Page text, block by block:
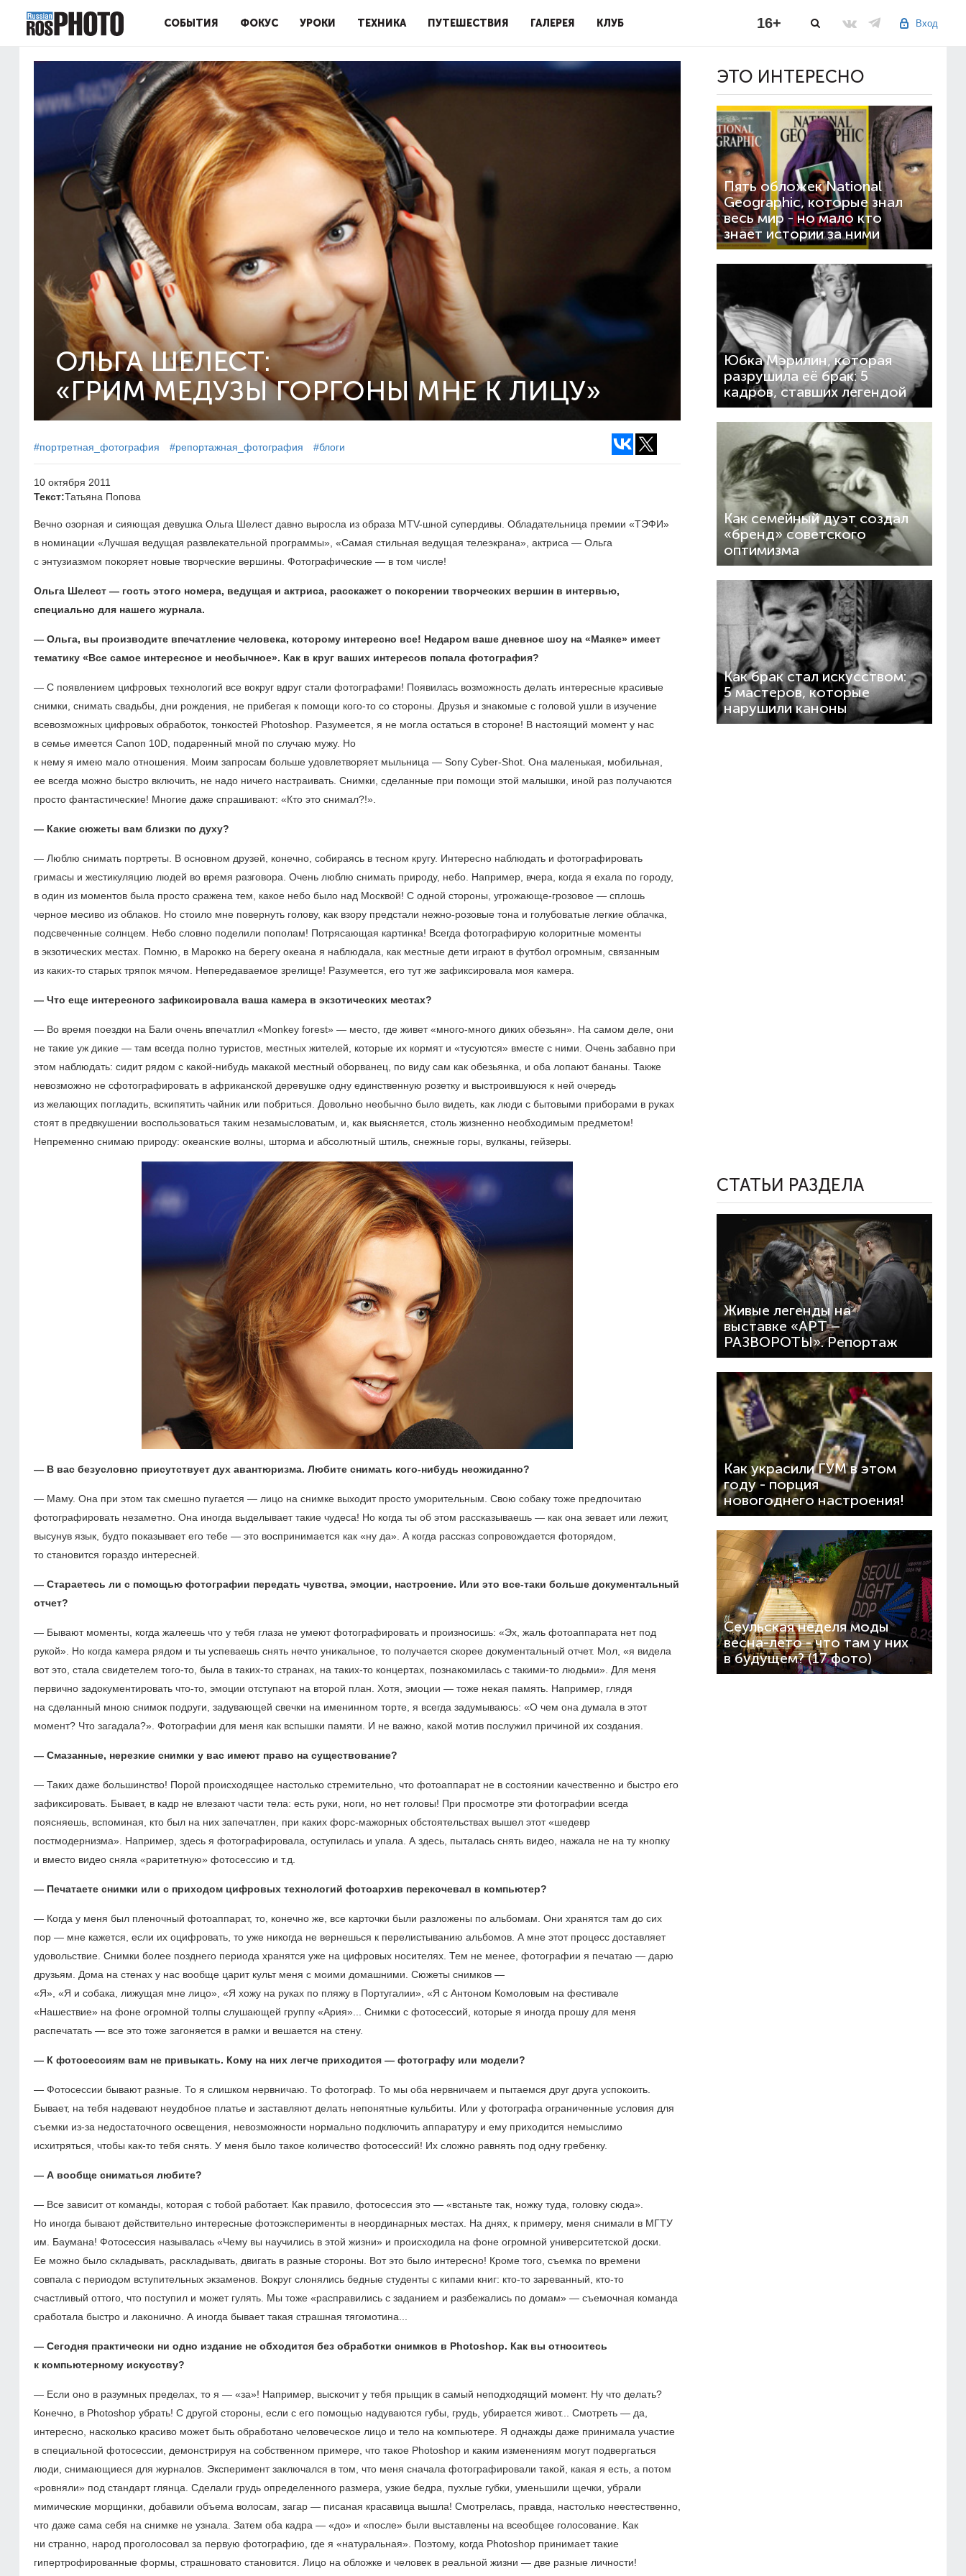
СОБЫТИЯ ФОКУС УРОКИ ТЕХНИКА ПУТЕШЕСТВИЯ ГАЛЕРЕЯ КЛУБ Вход
16+
ОЛЬГА ШЕЛЕСТ:
«ГРИМ МЕДУЗЫ ГОРГОНЫ МНЕ К ЛИЦУ»
#портретная_фотография #репортажная_фотография #блоги
10 октября 2011
Текст:Татьяна Попова
Вечно озорная и сияющая девушка Ольга Шелест давно выросла из образа MTV-шной супердивы. Обладательница премии «ТЭФИ»
в номинации «Лучшая ведущая развлекательной программы», «Самая стильная ведущая телеэкрана», актриса — Ольга
с энтузиазмом покоряет новые творческие вершины. Фотографические — в том числе!
Ольга Шелест — гость этого номера, ведущая и актриса, расскажет о покорении творческих вершин в интервью,
специально для нашего журнала.
— Ольга, вы производите впечатление человека, которому интересно все! Недаром ваше дневное шоу на «Маяке» имеет
тематику «Все самое интересное и необычное». Как в круг ваших интересов попала фотография?
— С появлением цифровых технологий все вокруг вдруг стали фотографами! Появилась возможность делать интересные красивые
снимки, снимать свадьбы, дни рождения, не прибегая к помощи кого-то со стороны. Друзья и знакомые с головой ушли в изучение
всевозможных цифровых обработок, тонкостей Photoshop. Разумеется, я не могла остаться в стороне! В настоящий момент у нас
в семье имеется Canon 10D, подаренный мной по случаю мужу. Но
к нему я имею мало отношения. Моим запросам больше удовлетворяет мыльница — Sony Cyber-Shot. Она маленькая, мобильная,
ее всегда можно быстро включить, не надо ничего настраивать. Снимки, сделанные при помощи этой малышки, иной раз получаются
просто фантастические! Многие даже спрашивают: «Кто это снимал?!».
— Какие сюжеты вам близки по духу?
— Люблю снимать портреты. В ос­новном друзей, конечно, собираясь в тесном кругу. Интересно наблюдать и фотографировать
гримасы и жестикуляцию людей во время разговора. Очень люблю снимать природу, небо. Например, вчера, когда я ехала по городу,
в один из моментов была просто сражена тем, какое небо было над Москвой! С одной стороны, угрожающе-грозовое — сплошь
черное месиво из облаков. Но стоило мне повернуть голову, как взору предстали нежно-розовые тона и голубоватые легкие облачка,
подсвеченные солнцем. Небо словно поделили пополам! Потрясающая картинка! Всегда фотографирую колоритные моменты
в экзотических местах. Помню, в Марокко на берегу океана я наблюдала, как местные дети играют в футбол огромным, связанным
из каких-то старых тряпок мячом. Непередаваемое зрелище! Разумеется, его тут же зафиксировала моя камера.
— Что еще интересного зафиксировала ваша камера в экзотических местах?
— Во время поездки на Бали очень впечатлил «Monkey forest» — место, где живет «много-много диких обезьян». На самом деле, они
не такие уж дикие — там всегда полно туристов, местных жителей, которые их кормят и «тусуются» вместе с ними. Очень забавно при
этом наблюдать: сидит рядом с какой-нибудь макакой местный оборванец, по виду сам как обезьянка, и оба лопают бананы. Также
невозможно не сфотографировать в африканской деревушке одну единственную розетку и выстроившуюся к ней очередь
из желающих погладить, вскипятить чайник или побриться. Довольно необычно было видеть, как люди с бытовыми приборами в руках
стоят в предвкушении воспользоваться таким незамысловатым, и, как выясняется, столь жизненно необходимым предметом!
Непременно снимаю природу: океанские волны, шторма и абсолютный штиль, снежные горы, вулканы, гейзеры.
— В вас безусловно присутствует дух авантюризма. Любите снимать кого-нибудь неожиданно?
— Маму. Она при этом так смешно пугается — лицо на снимке выходит просто уморительным. Свою собаку тоже предпочитаю
фотографировать незаметно. Она иногда выделывает такие чудеса! Но когда ты об этом рассказываешь — как она зевает или лежит,
высунув язык, будто показывает его тебе — это воспринимается как «ну да». А когда рассказ сопровождается фоторядом,
то становится гораздо интересней.
— Стараетесь ли с помощью фотографии передать чувства, эмоции, настроение. Или это все-таки больше документальный
отчет?
— Бывают моменты, когда жалеешь что у тебя глаза не умеют фотографировать и произносишь: «Эх, жаль фотоаппарата нет под
рукой». Но когда камера рядом и ты успеваешь снять нечто уникальное, то получается скорее документальный отчет. Мол, «я видела
вот это, стала свидетелем того-то, была в таких-то странах, на таких-то концертах, познакомилась с такими-то людьми». Для меня
первично задокументировать что-то, эмоции отступают на второй план. Хотя, эмоции — тоже некая память. Например, глядя
на сделанный мною снимок подруги, задувающей свечки на именинном торте, я всегда задумываюсь: «О чем она думала в этот
момент? Что загадала?». Фотографии для меня как вспышки памяти. И не важно, какой мотив послужил причиной их создания.
— Смазанные, нерезкие снимки у вас имеют право на существование?
— Таких даже большинство! Порой происходящее настолько стремительно, что фотоаппарат не в состоянии качественно и быстро его
зафиксировать. Бывает, в кадр не влезают части тела: есть руки, ноги, но нет головы! При просмотре эти фотографии всегда
поясняешь, вспоминая, кто был на них запечатлен, при каких форс-мажорных обстоятельствах вышел этот «шедевр
постмодернизма». Например, здесь я фотографировала, оступилась и упала. А здесь, пыталась снять видео, нажала не на ту кнопку
и вместо видео сняла «раритетную» фотосессию и т.д.
— Печатаете снимки или с приходом цифровых технологий фотоархив перекочевал в компьютер?
— Когда у меня был пленочный фотоаппарат, то, конечно же, все карточки были разложены по альбомам. Они хранятся там до сих
пор — мне кажется, если их оцифровать, то уже никогда не вернешься к перелистыванию альбомов. А мне этот процесс доставляет
удовольствие. Снимки более позднего периода хранятся уже на цифровых носителях. Тем не менее, фотографии я печатаю — дарю
друзьям. Дома на стенах у нас вообще царит культ меня с моими домашними. Сюжеты снимков —
«Я», «Я и собака, лижущая мне лицо», «Я хожу на руках по пляжу в Португалии», «Я с Антоном Комоловым на фестивале
«Нашествие» на фоне огромной толпы слушающей группу «Ария»... Снимки с фотосессий, которые я иногда прошу для меня
распечатать — все это тоже загоняется в рамки и вешается на стену.
— К фотосессиям вам не привыкать. Кому на них легче приходится — фотографу или модели?
— Фотосессии бывают разные. То я слишком нервничаю. То фотограф. То мы оба нервничаем и пытаемся друг друга успокоить.
Бывает, на тебя надевают неудобное платье и заставляют делать непонятные кульбиты. Или у фотографа ограниченные условия для
съемки из-за недостаточного освещения, невозможности нормально подключить аппаратуру и ему приходится немыслимо
исхитряться, чтобы как-то тебя снять. У меня было такое количество фотосессий! Их сложно равнять под одну гребенку.
— А вообще сниматься любите?
— Все зависит от команды, которая с тобой работает. Как правило, фотосессия это — «встаньте так, ножку туда, головку сюда».
Но иногда бывают действительно интересные фотоэксперименты в неординарных местах. На днях, к примеру, меня снимали в МГТУ
им. Баумана! Фотосессия называлась «Чему вы научились в этой жизни» и происходила на фоне огромной университетской доски.
Ее можно было складывать, раскладывать, двигать в разные стороны. Вот это было интересно! Кроме того, съемка по времени
совпала с периодом вступительных экзаменов. Вокруг слонялись бедные студенты с кипами книг: кто-то зареванный, кто-то
счастливый оттого, что поступил и может гулять. Мы тоже «расправились с заданием и разбежались по домам» — съемочная команда
сработала быстро и лаконично. А иногда бывает такая страшная тягомотина...
— Сегодня практически ни одно издание не обходится без обработки снимков в Photoshop. Как вы относитесь
к компьютерному искусству?
— Если оно в разумных пределах, то я — «за»! Например, выскочит у тебя прыщик в самый неподходящий мо­мент. Ну что делать?
Конечно, в Photoshop убрать! С другой стороны, если с его помощью надуваются губы, грудь, убирается живот... Смотреть — да,
интересно, насколько красиво может быть обработано человеческое лицо и тело на компьютере. Я однажды даже принимала участие
в специальной фотосессии, демонстрируя на собственном примере, что такое Photoshop и каким изменениям могут подвергаться
люди, снимающиеся для журналов. Эксперимент заключался в том, что меня сначала фотографировали такой, какая я есть, а потом
«ровняли» под стандарт глянца. Сделали грудь определенного размера, узкие бедра, пухлые губки, уменьшили щечки, убрали
мимические морщинки, добавили объема волосам, загар — писаная красавица вышла! Смотрелась, правда, настолько неестественно,
что даже сама себя на снимке не узнала. Затем оба кадра — «до» и «после» были выставлены на всеобщее голосование. Как
ни странно, народ проголосовал за первую фотографию, где я «натуральная». Поэтому, когда Photoshop принимает такие
гипертрофированные формы, страшновато становится. Лицо на обложке и человек в реальной жизни — две разные личности!
ЭТО ИНТЕРЕСНО
Пять обложек National
Geographic, которые знал
весь мир - но мало кто
знает истории за ними
Юбка Мэрилин, которая
разрушила её брак: 5
кадров, ставших легендой
Как семейный дуэт создал
«бренд» советского
оптимизма
Как брак стал искусством:
5 мастеров, которые
нарушили каноны
СТАТЬИ РАЗДЕЛА
Живые легенды на
выставке «АРТ –
РАЗВОРОТЫ». Репортаж
Как украсили ГУМ в этом
году - порция
новогоднего настроения!
Сеульская неделя моды
весна-лето - что там у них
в будущем? (17 фото)